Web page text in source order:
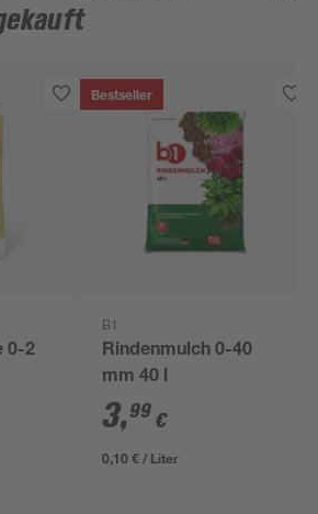
0-2
Bestseller
B1
Rindenmulch 0-40
mm 40 l
3,99 €
0,10 € / Liter